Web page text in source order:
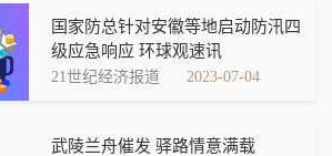
国家防总针对安徽等地启动防汛四
级应急响应 环球观速讯
21世纪经济报道 2023-07-04
武陵兰舟催发 驿路情意满载